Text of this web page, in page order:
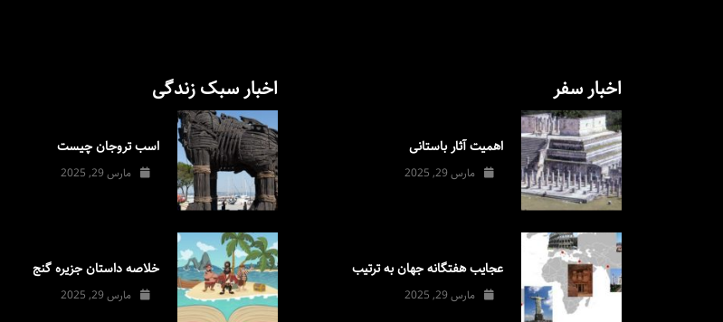
اخبار سفر
اهمیت آثار باستانی
مارس 29, 2025
عجایب هفتگانه جهان به ترتیب
مارس 29, 2025
اخبار سبک زندگی
اسب تروجان چیست
مارس 29, 2025
خلاصه داستان جزیره گنج
مارس 29, 2025